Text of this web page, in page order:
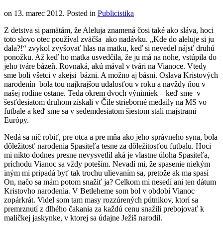
on 13. marec 2012. Posted in Publicistika
Z detstva si pamätám, že Aleluja znamená čosi také ako sláva, hoci
toto slovo otec používal zväčša ako nadávku. „Kde do aleluje si ju
dala?!“ zvykol zvyšovať hlas na matku, keď si nevedel nájsť druhú
ponožku. Až keď ho matka usvedčila, že ju má na nohe, vstúpila do
jeho tváre bázeň. Rovnaká, akú mával v tvári na Vianoce. Vtedy
sme boli všetci v akejsi bázni. A možno aj básni. Oslava Kristových
narodenín bola tou najkrajšou udalosťou v roku a navždy ňou v
našej rodine ostane. Teda okrem dvoch výnimiek – keď sme v
šesťdesiatom druhom získali v Čile strieborné medaily na MS vo
futbale a keď sme sa v sedemdesiatom šiestom stali majstrami
Európy.
Nedá sa nič robiť, pre otca a pre mňa ako jeho správneho syna, bola
dôležitosť narodenia Spasiteľa tesne za dôležitosťou futbalu. Hoci
mi nikto dodnes presne nevysvetlil aká je vlastne úloha Spasiteľa,
príchodu Vianoc sa vždy poteším. Nevadí mi, že spasenie niekým
iným mi pripadá byť tak trochu ulievaním sa, pretože ak ma spasí
On, načo sa mám potom snažiť ja? Celkom mi nesedí ani ten dátum
Kristovho narodenia. V Betleheme som bol v období Vianoc
zopárkrát. Videl som tam masy rozzúrených pútnikov, ktorí sa
premrznutí z dlhého čakania za každú cenu snažili prebojovať k
maličkej jaskynke, v ktorej sa údajne Ježiš narodil.